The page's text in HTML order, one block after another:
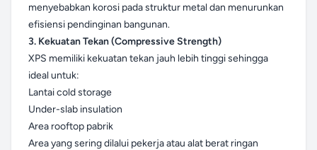
menyebabkan korosi pada struktur metal dan menurunkan
efisiensi pendinginan bangunan.
3. Kekuatan Tekan (Compressive Strength)
XPS memiliki kekuatan tekan jauh lebih tinggi sehingga
ideal untuk:
Lantai cold storage
Under-slab insulation
Area rooftop pabrik
Area yang sering dilalui pekerja atau alat berat ringan